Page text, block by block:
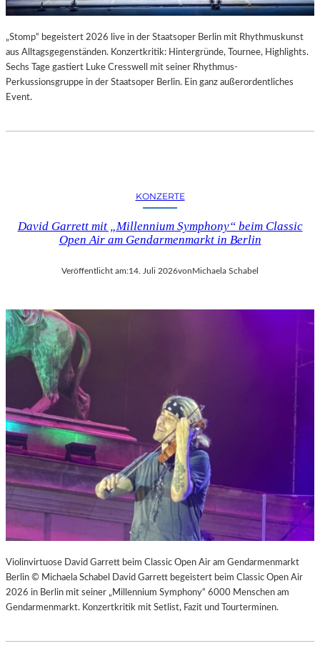
„Stomp“ begeistert 2026 live in der Staatsoper Berlin mit Rhythmuskunst
aus Alltagsgegenständen. Konzertkritik: Hintergründe, Tournee, Highlights.
Sechs Tage gastiert Luke Cresswell mit seiner Rhythmus-
Perkussionsgruppe in der Staatsoper Berlin. Ein ganz außerordentliches
Event.
KONZERTE
David Garrett mit „Millennium Symphony“ beim Classic
Open Air am Gendarmenmarkt in Berlin
Veröffentlicht am:14. Juli 2026vonMichaela Schabel
Violinvirtuose David Garrett beim Classic Open Air am Gendarmenmarkt
Berlin © Michaela Schabel David Garrett begeistert beim Classic Open Air
2026 in Berlin mit seiner „Millennium Symphony“ 6000 Menschen am
Gendarmenmarkt. Konzertkritik mit Setlist, Fazit und Tourterminen.